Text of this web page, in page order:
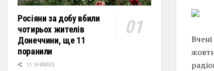
Росіяни за добу вбили
чотирьох жителів
Донеччини, ще 11
поранили
11 SHARES